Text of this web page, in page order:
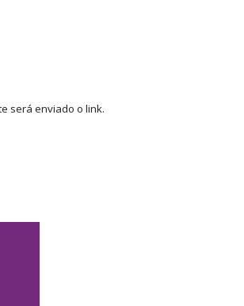
será enviado o link.